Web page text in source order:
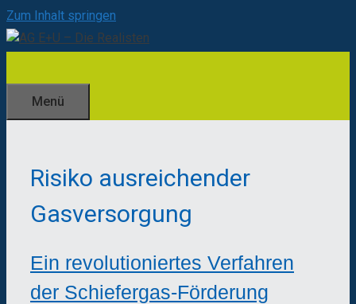
Zum Inhalt springen
Menü
Risiko ausreichender
Gasversorgung
Ein revolutioniertes Verfahren
der Schiefergas-Förderung